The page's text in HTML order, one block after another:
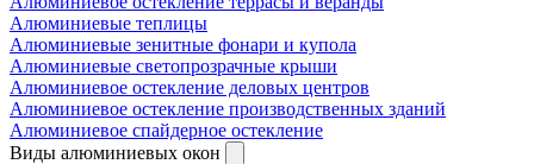
Алюминиевые теплицы
Алюминиевые зенитные фонари и купола
Алюминиевые светопрозрачные крыши
Алюминиевое остекление деловых центров
Алюминиевое остекление производственных зданий
Алюминиевое спайдерное остекление
Виды алюминиевых окон